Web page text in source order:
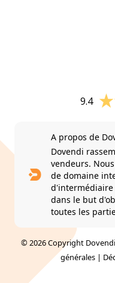
9.4
A propos de
Dovendi
vendeurs.
de domaine
d'intermédiaire
dans le but
toutes les
© 2026 Copyright
générales |